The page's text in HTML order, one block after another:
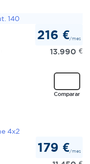
216 €/mes
13.990 €
Comparar
179 €/mes